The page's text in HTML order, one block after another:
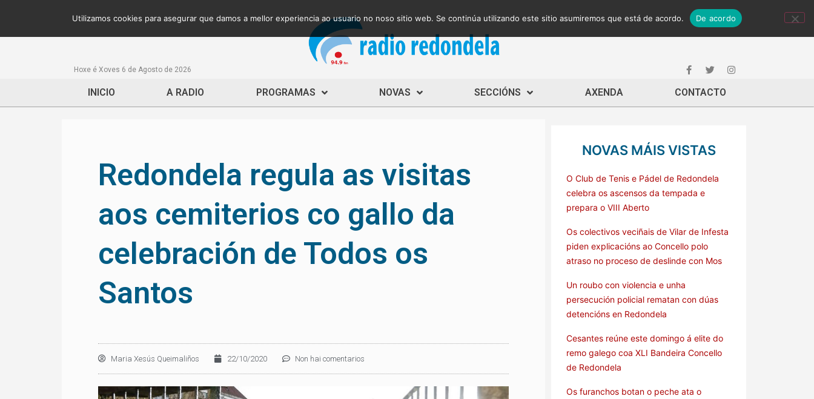
Hoxe é Xoves 6 de Agosto de 2026
INICIO A RADIO PROGRAMAS NOVAS SECCIÓNS AXENDA CONTACTO
Redondela regula as visitas
aos cemiterios co gallo da
celebración de Todos os
Santos
Maria Xesús Queimaliños 22/10/2020 Non hai comentarios
NOVAS MÁIS VISTAS
O Club de Tenis e Pádel de Redondela
celebra os ascensos da tempada e
prepara o VIII Aberto
Os colectivos veciñais de Vilar de Infesta
piden explicacións ao Concello polo
atraso no proceso de deslinde con Mos
Un roubo con violencia e unha
persecución policial rematan con dúas
detencións en Redondela
Cesantes reúne este domingo á elite do
remo galego coa XLI Bandeira Concello
de Redondela
Os furanchos botan o peche ata o
Utilizamos cookies para asegurar que damos a mellor experiencia ao usuario no noso sitio web. Se continúa utilizando este sitio asumiremos que está de acordo. De acordo